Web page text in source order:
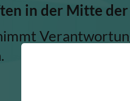
in der Mitte